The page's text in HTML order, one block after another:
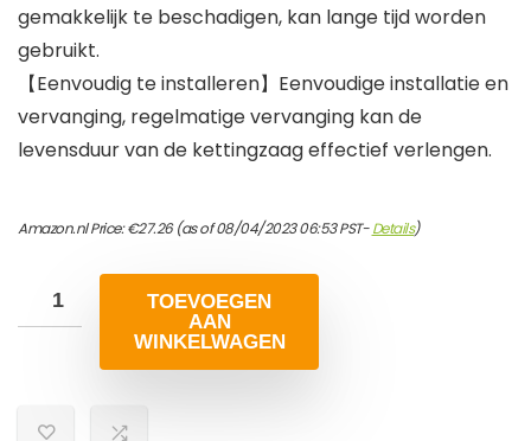
gemakkelijk te beschadigen, kan lange tijd worden
gebruikt.
【Eenvoudig te installeren】Eenvoudige installatie en
vervanging, regelmatige vervanging kan de
levensduur van de kettingzaag effectief verlengen.
Amazon.nl Price:€27.26(as of 08/04/2023 06:53 PST-Details)
TOEVOEGEN
AAN
WINKELWAGEN